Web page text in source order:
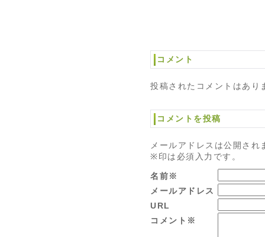
コメント
投稿されたコメントはあり
コメントを投稿
メールアドレスは公開され
※印は必須入力です。
名前※
メールアドレス
URL
コメント※